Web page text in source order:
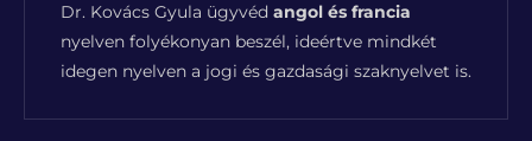
Dr. Kovács Gyula ügyvéd angol és francia
nyelven folyékonyan beszél, ideértve mindkét
idegen nyelven a jogi és gazdasági szaknyelvet is.